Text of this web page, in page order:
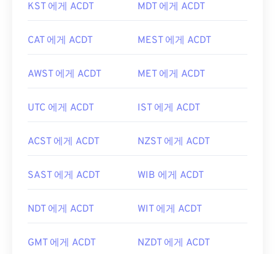
KST 에게 ACDT MDT 에게 ACDT
CAT 에게 ACDT MEST 에게 ACDT
AWST 에게 ACDT MET 에게 ACDT
UTC 에게 ACDT IST 에게 ACDT
ACST 에게 ACDT NZST 에게 ACDT
SAST 에게 ACDT WIB 에게 ACDT
NDT 에게 ACDT WIT 에게 ACDT
GMT 에게 ACDT NZDT 에게 ACDT